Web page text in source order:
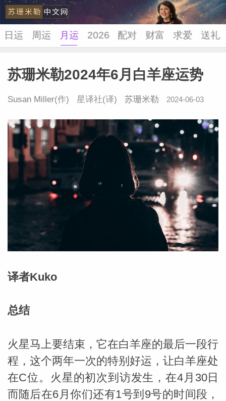
日运 周运 月运 2026 配对 财富 求爱 送礼
苏珊米勒2024年6月白羊座运势
Susan Miller(作) 星译社(译) 苏珊米勒 2024-06-03
译者Kuko
总结
火星马上要结束，它在白羊座的最后一段行
程，这个两年一次的特别好运，让白羊座处
在C位。火星的初次到访发生，在4月30日
而随后在6月你们还有1号到9号的时间段，